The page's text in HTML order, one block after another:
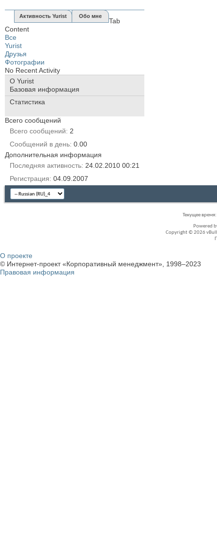
Активность Yurist Обо мне
Tab
Content
Все
Yurist
Друзья
Фотографии
No Recent Activity
О Yurist
Базовая информация
Статистика
Всего сообщений
Всего сообщений
2
Сообщений в день 0.00
Дополнительная информация
Последняя активность 24.02.2010 00:21
Регистрация 04.09.2007
Текущее время:
Powered
Copyright © 2026
О проекте
© Интернет-проект «Корпоративный менеджмент», 1998–2023
Правовая информация